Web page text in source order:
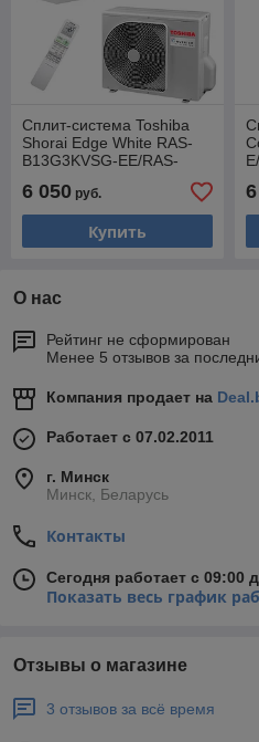
Сплит-система Toshiba
Shorai Edge White RAS-
B13G3KVSG-EE/RAS-
13J2AVSG-E1, трубы 1/4
+ 3/8
6 050 руб.
Купить
О нас
Рейтинг не сформирован
Менее 5 отзывов за
Компания продает на
Работает с 07.02.2011
г. Минск
Минск, Беларусь
Контакты
Сегодня работает с 09:00
Показать весь график
Отзывы о магазине
3 отзывов за всё время